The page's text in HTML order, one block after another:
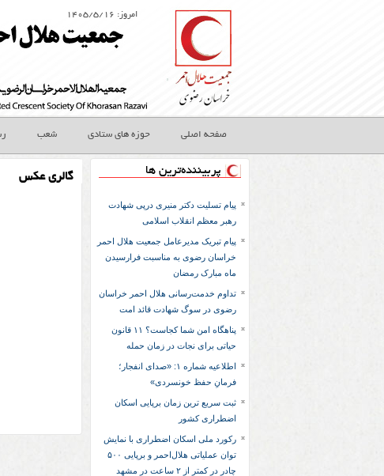
امروز: ۱۴۰۵/۵/۱۶
صفحه اصلی حوزه های ستادی شعب
پربیننده‌ترین ها
پیام تسلیت دکتر منیری درپی شهادت
رهبر معظم انقلاب اسلامی
پیام تبریک مدیرعامل جمعیت هلال احمر
خراسان رضوی به مناسبت فرارسیدن
ماه مبارک رمضان
تداوم خدمت‌رسانی هلال احمر خراسان
رضوی در سوگ شهادت قائد امت
پناهگاه امن شما کجاست؟ ۱۱ قانون
حیاتی برای نجات در زمان حمله
اطلاعیه شماره ۱: «صدای انفجار؛
فرمانِ حفظ خونسردی»
ثبت سریع‌ ترین زمان برپایی اسکان
اضطراری کشور
رکورد ملی اسکان اضطراری با نمایش
توان عملیاتی هلال‌احمر و برپایی ۵۰۰
چادر در کمتر از ۲ ساعت در مشهد
گالری عکس